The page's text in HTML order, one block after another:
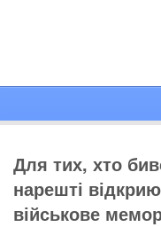
Для тих, хто
нарешті
військове